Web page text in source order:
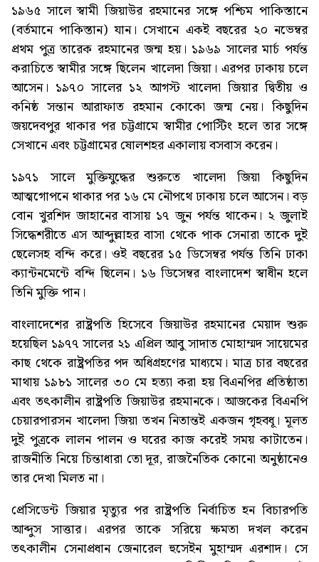
১৯৬৫ সালে স্বামী জিয়াউর রহমানের সঙ্গে পশ্চিম পাকিস্তানে
(বর্তমানে পাকিস্তান) যান। সেখানে একই বছরের ২০ নভেম্বর
প্রথম পুত্র তারেক রহমানের জন্ম হয়। ১৯৬৯ সালের মার্চ পর্যন্ত
করাচিতে স্বামীর সঙ্গে ছিলেন খালেদা জিয়া। এরপর ঢাকায় চলে
আসেন। ১৯৭০ সালের ১২ আগস্ট খালেদা জিয়ার দ্বিতীয় ও
কনিষ্ঠ সন্তান আরাফাত রহমান কোকো জন্ম নেয়। কিছুদিন
জয়দেবপুর থাকার পর চট্টগ্রামে স্বামীর পোস্টিং হলে তার সঙ্গে
সেখানে এবং চট্টগ্রামের ষোলশহর একালায় বসবাস করেন।
১৯৭১ সালে মুক্তিযুদ্ধের শুরুতে খালেদা জিয়া কিছুদিন
আত্মগোপনে থাকার পর ১৬ মে নৌপথে ঢাকায় চলে আসেন। বড়
বোন খুরশিদ জাহানের বাসায় ১৭ জুন পর্যন্ত থাকেন। ২ জুলাই
সিদ্ধেশরীতে এস আব্দুল্লাহর বাসা থেকে পাক সেনারা তাকে দুই
ছেলেসহ বন্দি করে। ওই বছরের ১৫ ডিসেম্বর পর্যন্ত তিনি ঢাকা
ক্যান্টনমেন্টে বন্দি ছিলেন। ১৬ ডিসেম্বর বাংলাদেশ স্বাধীন হলে
তিনি মুক্তি পান।
বাংলাদেশের রাষ্ট্রপতি হিসেবে জিয়াউর রহমানের মেয়াদ শুরু
হয়েছিল ১৯৭৭ সালের ২১ এপ্রিল আবু সাদাত মোহাম্মদ সায়েমের
কাছ থেকে রাষ্ট্রপতির পদ অধিগ্রহণের মাধ্যমে। মাত্র চার বছরের
মাথায় ১৯৮১ সালের ৩০ মে হত্যা করা হয় বিএনপির প্রতিষ্ঠাতা
এবং তৎকালীন রাষ্ট্রপতি জিয়াউর রহমানকে। আজকের বিএনপি
চেয়ারপারসন খালেদা জিয়া তখন নিতান্তই একজন গৃহবধূ। মূলত
দুই পুত্রকে লালন পালন ও ঘরের কাজ করেই সময় কাটাতেন।
রাজনীতি নিয়ে চিন্তাধারা তো দূর, রাজনৈতিক কোনো অনুষ্ঠানেও
তার দেখা মিলত না।
প্রেসিডেন্ট জিয়ার মৃত্যুর পর রাষ্ট্রপতি নির্বাচিত হন বিচারপতি
আব্দুস সাত্তার। এরপর তাকে সরিয়ে ক্ষমতা দখল করেন
তৎকালীন সেনাপ্রধান জেনারেল হুসেইন মুহাম্মদ এরশাদ। সে